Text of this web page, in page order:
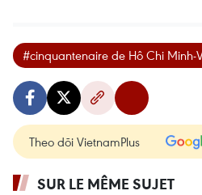
#cinquantenaire de Hô Chi Minh-
Theo dõi VietnamPlus
SUR LE MÊME SUJET